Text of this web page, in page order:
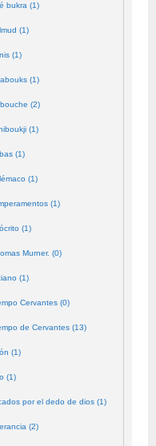
bukra (1)
(1)
(1)
(1)
(2)
(1)
(1)
(1)
(1)
(1)
Murner. (0)
(1)
Cervantes (0)
de Cervantes (13)
(1)
(1)
por el dedo de dios (1)
(2)